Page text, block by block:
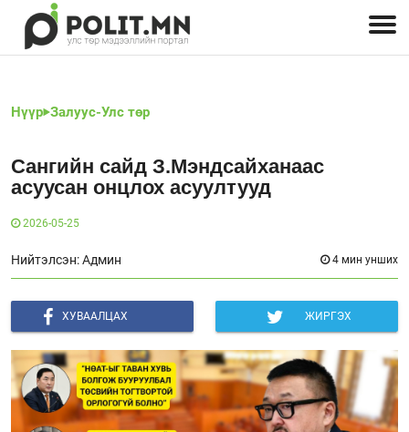
Нүүр Залуус-Улс төр
Сангийн сайд З.Мэндсайханаас
асуусан онцлох асуултууд
2026-05-25
Нийтэлсэн: Админ 4 мин унших
ХУВААЛЦАХ ЖИРГЭХ